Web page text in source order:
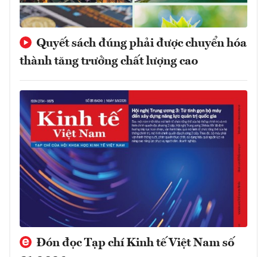
Quyết sách đúng phải được chuyển hóa
thành tăng trưởng chất lượng cao
Đón đọc Tạp chí Kinh tế Việt Nam số